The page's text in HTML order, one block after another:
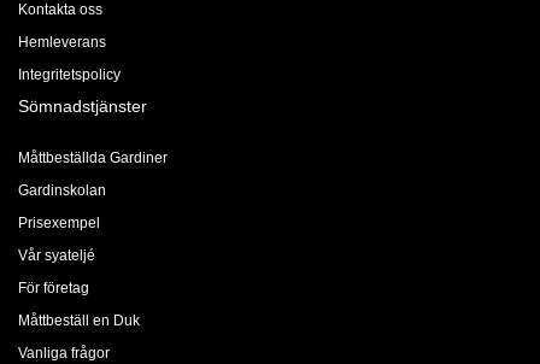
Kontakta oss
Hemleverans
Integritetspolicy
Sömnadstjänster
Måttbeställda Gardiner
Gardinskolan
Prisexempel
Vår syateljé
För företag
Måttbeställ en Duk
Vanliga frågor